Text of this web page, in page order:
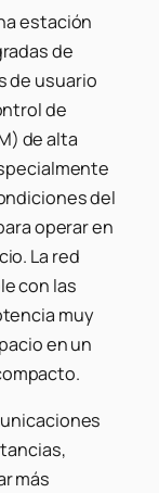
estación
de
de usuario
de
de alta
del
operar en
La red
con las
muy
en un
más